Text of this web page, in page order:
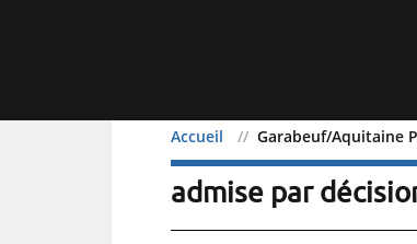
Accueil Garabeuf/Aquitaine
Garabeuf/
admise par